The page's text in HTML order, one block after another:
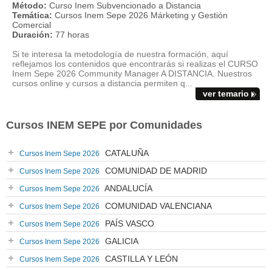
Método: Curso Inem Subvencionado a Distancia
Temática: Cursos Inem Sepe 2026 Márketing y Gestión
Comercial
Duración: 77 horas
Si te interesa la metodología de nuestra formación, aquí
reflejamos los contenidos que encontrarás si realizas el CURSO
Inem Sepe 2026 Community Manager A DISTANCIA. Nuestros
cursos online y cursos a distancia permiten q...
ver temario
Cursos INEM SEPE por Comunidades
Cursos Inem Sepe 2026 CATALUÑA
Cursos Inem Sepe 2026 COMUNIDAD DE MADRID
Cursos Inem Sepe 2026 ANDALUCÍA
Cursos Inem Sepe 2026 COMUNIDAD VALENCIANA
Cursos Inem Sepe 2026 PAÍS VASCO
Cursos Inem Sepe 2026 GALICIA
Cursos Inem Sepe 2026 CASTILLA Y LEÓN